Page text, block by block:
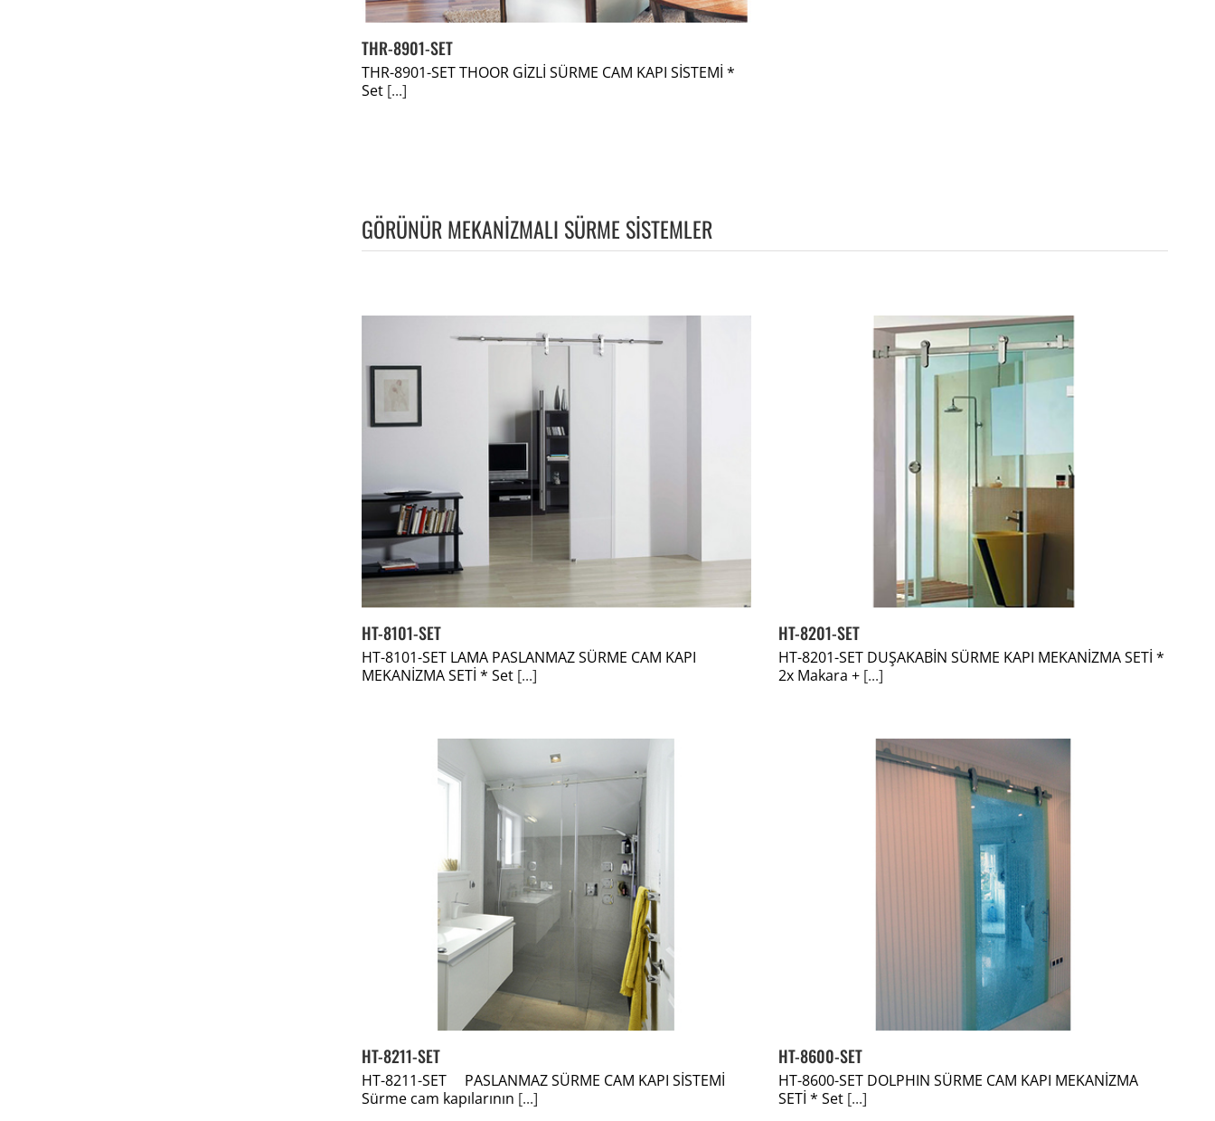
THR-8901-SET
THR-8901-SET THOOR GİZLİ SÜRME CAM KAPI SİSTEMİ *
Set [...]
GÖRÜNÜR MEKANİZMALI SÜRME SİSTEMLER
HT-8101-SET
HT-8101-SET LAMA PASLANMAZ SÜRME CAM KAPI
MEKANİZMA SETİ * Set [...]
HT-8201-SET
HT-8201-SET DUŞAKABİN SÜRME KAPI MEKANİZMA SETİ *
2x Makara + [...]
HT-8211-SET
HT-8211-SET PASLANMAZ SÜRME CAM KAPI SİSTEMİ
Sürme cam kapılarının [...]
HT-8600-SET
HT-8600-SET DOLPHIN SÜRME CAM KAPI MEKANİZMA
SETİ * Set [...]